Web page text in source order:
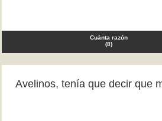
Cuánta razón
(8)
Avelinos, tenía que decir que